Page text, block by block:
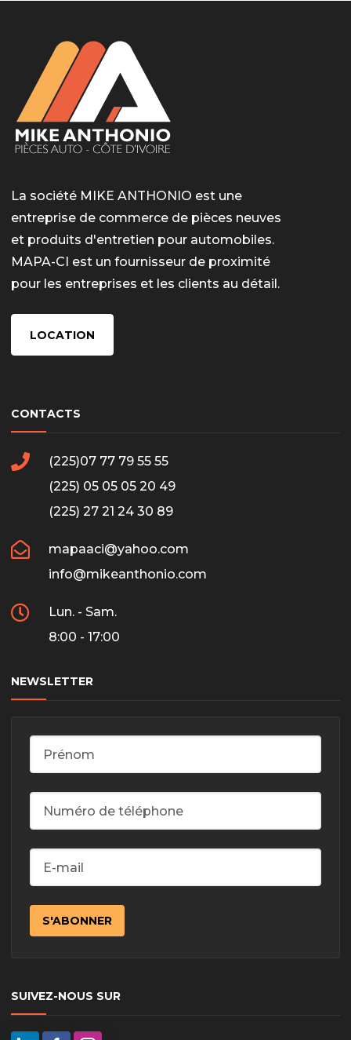
La société MIKE ANTHONIO est une
entreprise de commerce de pièces neuves
et produits d'entretien pour automobiles.
MAPA-CI est un fournisseur de proximité
pour les entreprises et les clients au détail.
LOCATION
CONTACTS
(225)07 77 79 55 55
(225) 05 05 05 20 49
(225) 27 21 24 30 89
mapaaci@yahoo.com
info@mikeanthonio.com
Lun. - Sam.
8:00 - 17:00
NEWSLETTER
SUIVEZ-NOUS SUR